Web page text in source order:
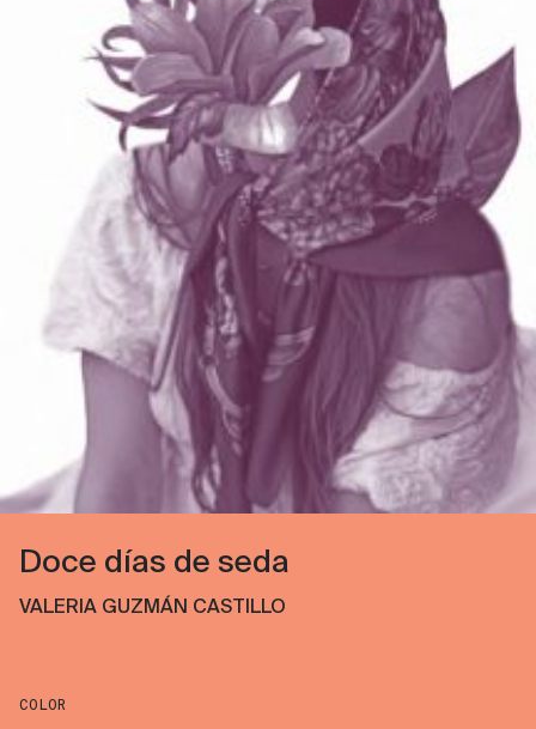
Doce días de seda
VALERIA GUZMÁN CASTILLO
COLOR